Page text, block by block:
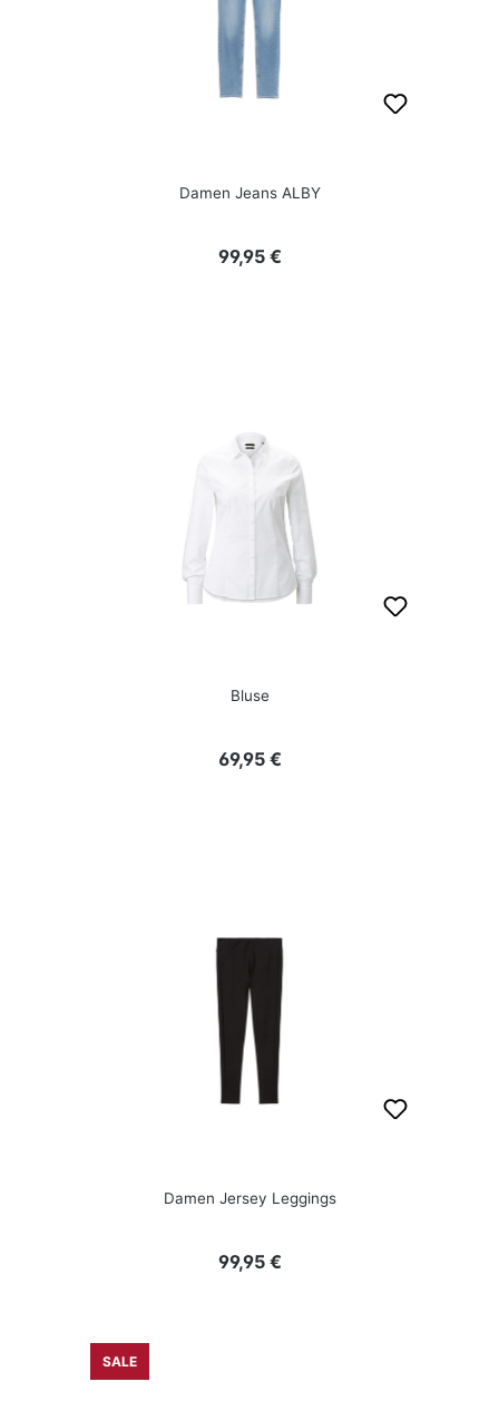
Damen Jeans ALBY
Regulärer Preis:
99,95 €
Bluse
Regulärer Preis:
69,95 €
Damen Jersey Leggings
Regulärer Preis:
99,95 €
SALE